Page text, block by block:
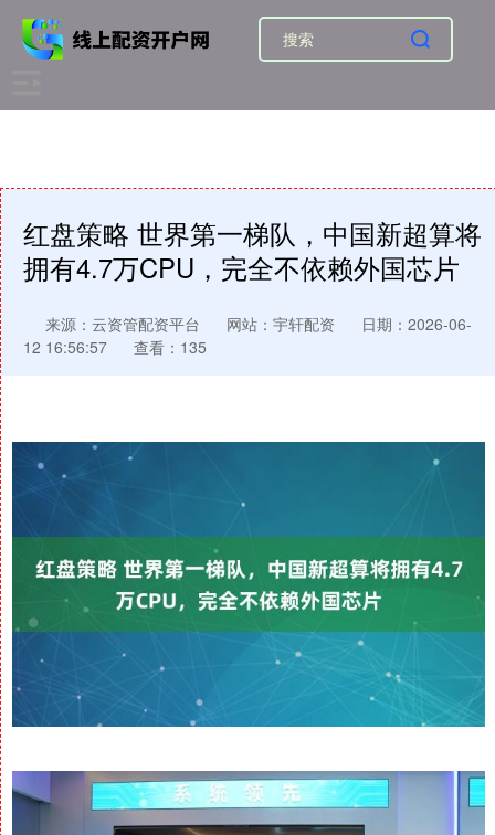
红盘策略 世界第一梯队，中国新超算将
拥有4.7万CPU，完全不依赖外国芯片
来源：云资管配资平台 网站：宇轩配资
日期：2026-06-
12 16:56:57
查看：135